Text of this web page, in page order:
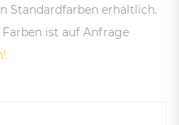
Standardfarben erhältlich.
ist auf Anfrage